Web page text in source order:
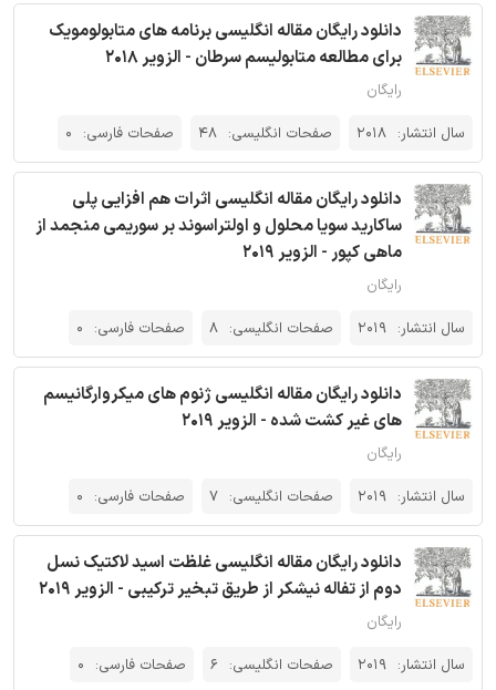
دانلود رایگان مقاله انگلیسی برنامه های متابولومویک
برای مطالعه متابولیسم سرطان - الزویر 2018
رایگان
سال انتشار: 2018 صفحات انگلیسی: 48 صفحات فارسی: 0
دانلود رایگان مقاله انگلیسی اثرات هم افزایی پلی
ساکارید سویا محلول و اولتراسوند بر سوریمی منجمد از
ماهی کپور - الزویر 2019
رایگان
سال انتشار: 2019 صفحات انگلیسی: 8 صفحات فارسی: 0
دانلود رایگان مقاله انگلیسی ژنوم های میکروارگانیسم
های غیر کشت شده - الزویر 2019
رایگان
سال انتشار: 2019 صفحات انگلیسی: 7 صفحات فارسی: 0
دانلود رایگان مقاله انگلیسی غلظت اسید لاکتیک نسل
دوم از تفاله نیشکر از طریق تبخیر ترکیبی - الزویر 2019
رایگان
سال انتشار: 2019 صفحات انگلیسی: 6 صفحات فارسی: 0